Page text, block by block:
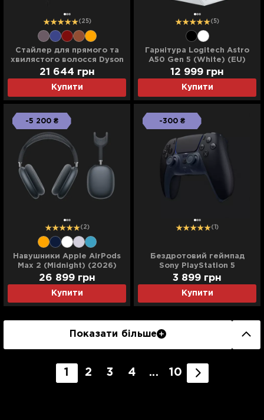
(25)
Стайлер для прямого та
хвилястого волосся Dyson
Airwrap i.d. (Ceramic
Patina/Topaz)
Купити
21 644 грн
(5)
Гарнітура Logitech Astro
A50 Gen 5 (White) (EU)
Купити
12 999 грн
-5 200 ₴
(2)
Навушники Apple AirPods
Max 2 (Midnight) (2026)
(MHWK4)
Купити
26 899 грн
-300 ₴
(1)
Бездротовий геймпад
Sony PlayStation 5
DualSense (Midnight Black)
+ USB-C кабель
Купити
3 899 грн
Показати більше
1 2 3 4 ... 10